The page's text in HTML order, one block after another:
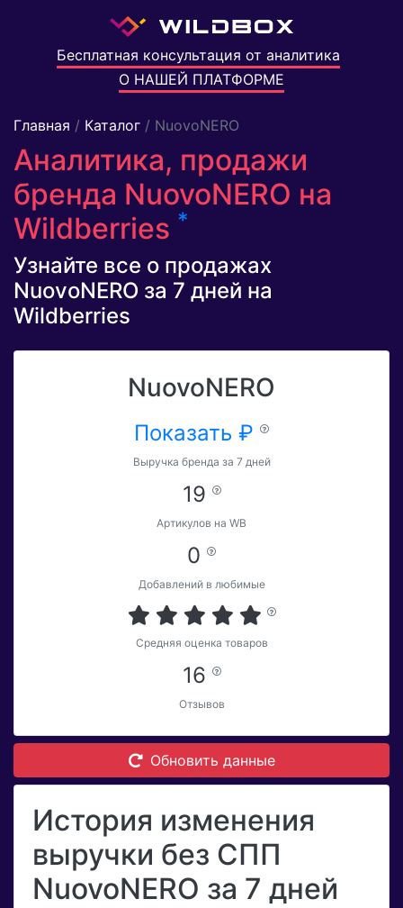
Бесплатная консультация от аналитика
О НАШЕЙ ПЛАТФОРМЕ
Главная / Каталог / NuovoNERO
Аналитика, продажи
бренда NuovoNERO на
Wildberries *
Узнайте все о продажах
NuovoNERO за 7 дней на
Wildberries
NuovoNERO
Показать ₽
Выручка бренда за 7 дней
19
Артикулов на WB
0
Добавлений в любимые
Средняя оценка товаров
16
Отзывов
Обновить данные
История изменения
выручки без СПП
NuovoNERO за 7 дней